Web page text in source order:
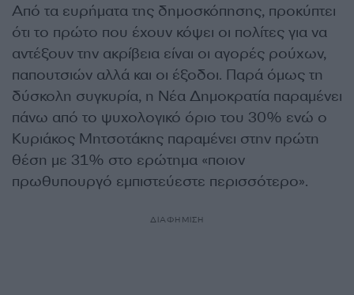
Από τα ευρήματα της δημοσκόπησης, προκύπτει
ότι το πρώτο που έχουν κόψει οι πολίτες για να
αντέξουν την ακρίβεια είναι οι αγορές ρούχων,
παπουτσιών αλλά και οι έξοδοι. Παρά όμως τη
δύσκολη συγκυρία, η Νέα Δημοκρατία παραμένει
πάνω από το ψυχολογικό όριο του 30% ενώ ο
Κυριάκος Μητσοτάκης παραμένει στην πρώτη
θέση με 31% στο ερώτημα «ποιον
πρωθυπουργό εμπιστεύεστε περισσότερο».
ΔΙΑΦΗΜΙΣΗ